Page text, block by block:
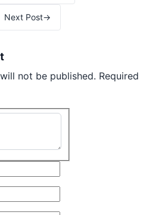
Next Post→
not be published. Required